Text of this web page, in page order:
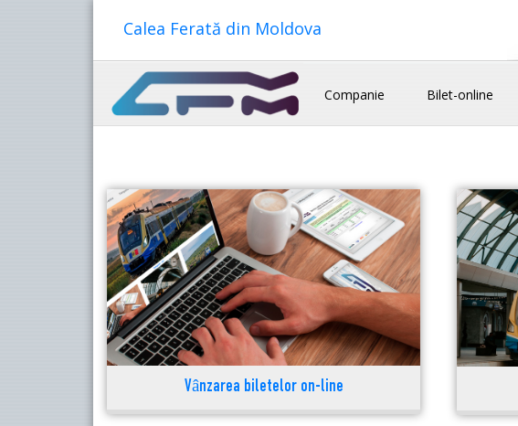
Calea Ferată din Moldova
Companie Bilet-online
Vânzarea biletelor on-line